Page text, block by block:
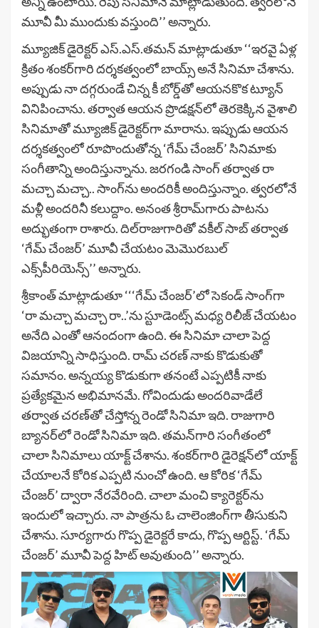
మూవీ మీ ముందుకు వ‌స్తుంది’’ అన్నారు.
మ్యూజిక్ డైరెక్ట‌ర్ ఎస్‌.ఎస్‌.త‌మ‌న్ మాట్లాడుతూ ‘‘ఇర‌వై ఏళ్ల
క్రితం శంక‌ర్‌గారి ద‌ర్శ‌క‌త్వంలో బాయ్స్ అనే సినిమా చేశాను.
అప్పుడు నా ద‌గ్గ‌రుండే చిన్న కీ బోర్డ్‌తో ఆయ‌న‌కొక ట్యూన్
వినిపించాను. త‌ర్వాత ఆయ‌న ప్రొడ‌క్ష‌న్‌లో తెర‌కెక్కిన వైశాలి
సినిమాతో మ్యూజిక్ డైరెక్ట‌ర్‌గా మారాను. ఇప్పుడు ఆయ‌న
ద‌ర్శ‌క‌త్వంలో రూపొందుతోన్న ‘గేమ్ చేంజర్’ సినిమాకు
సంగీతాన్ని అందిస్తున్నాను. జ‌ర‌గండి సాంగ్ త‌ర్వాత రా
మచ్చా మ‌చ్చా.. సాంగ్‌ను అంద‌రికీ అందిస్తున్నాం. త్వ‌ర‌లోనే
మ‌ళ్లీ అంద‌రినీ క‌లుద్దాం. అనంత శ్రీరామ్‌గారు పాట‌ను
అద్భుతంగా రాశారు. దిల్‌రాజుగారితో వ‌కీల్ సాబ్ త‌ర్వాత
‘గేమ్ చేంజర్’ మూవీ చేయ‌టం మెమొర‌బుల్
ఎక్స్‌పీరియెన్స్‌’’ అన్నారు.
శ్రీకాంత్ మాట్లాడుతూ ‘‘‘గేమ్ చేంజర్’లో సెకండ్ సాంగ్‌గా
‘రా మ‌చ్చా మ‌చ్చా రా..’ను స్టూడెంట్స్ మ‌ధ్య రిలీజ్ చేయ‌టం
అనేది ఎంతో ఆనందంగా ఉంది. ఈ సినిమా చాలా పెద్ద
విజ‌యాన్ని సాధిస్తుంది. రామ్ చ‌ర‌ణ్ నాకు కొడుకుతో
స‌మానం. అన్న‌య్య కొడుకుగా త‌నంటే ఎప్ప‌టికీ నాకు
ప్ర‌త్యేక‌మైన అభిమాన‌మే. గోవిందుడు అంద‌రివాడేలే
త‌ర్వాత చ‌ర‌ణ్‌తో చేస్తోన్న రెండో సినిమా ఇది. రాజుగారి
బ్యాన‌ర్‌లో రెండో సినిమా ఇది. త‌మ‌న్‌గారి సంగీతంలో
చాలా సినిమాలు యాక్ట్ చేశాను. శంక‌ర్‌గారి డైరెక్ష‌న్‌లో యాక్ట్
చేయాల‌నే కోరిక ఎప్ప‌టి నుంచో ఉంది. ఆ కోరిక ‘గేమ్
చేంజర్’ ద్వారా నేర‌వేరింది. చాలా మంచి క్యారెక్ట‌ర్‌ను
ఇందులో ఇచ్చారు. నా పాత్ర‌ను ఓ చాలెంజింగ్‌గా తీసుకుని
చేశాను. సూర్య‌గారు గొప్ప డైరెక్ట‌రే కాదు, గొప్ప ఆర్టిస్ట్‌. ‘గేమ్
చేంజర్’ మూవీ పెద్ద హిట్ అవుతుంది’’ అన్నారు.